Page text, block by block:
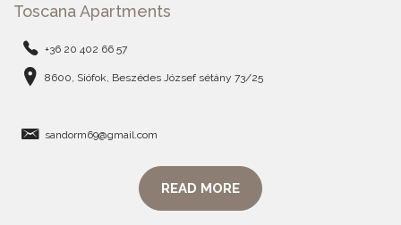
Toscana Apartments
+36 20 402 66 57
8600, Siófok, Beszédes József sétány 73/25
sandorm69@gmail.com
READ MORE